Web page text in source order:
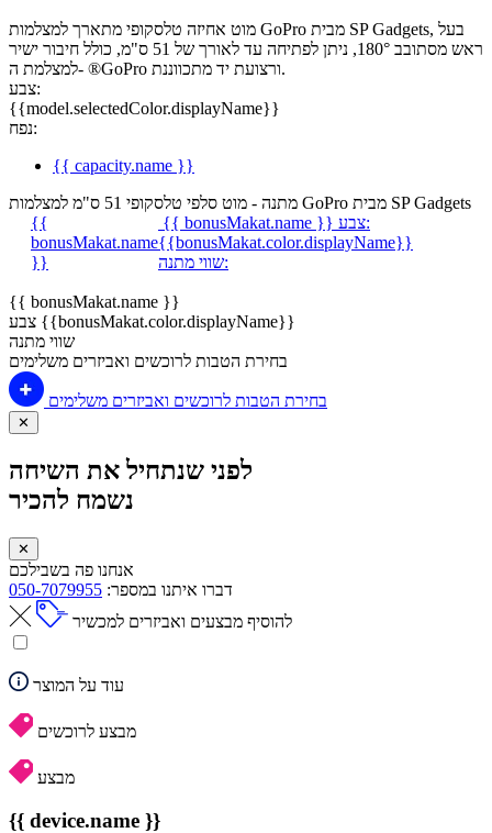
מוט אחיזה טלסקופי מתארך למצלמות GoPro מבית SP Gadgets, בעל
ראש מסתובב 180°, ניתן לפתיחה עד לאורך של 51 ס"מ, כולל חיבור ישיר
למצלמת ה- ®GoPro ורצועת יד מתכווננת.
צבע:
{{model.selectedColor.displayName}}
נפח:
{{ capacity.name }}
מתנה - מוט סלפי טלסקופי 51 ס"מ למצלמות GoPro מבית SP Gadgets
{{
bonusMakat.name
}}
{{ bonusMakat.name }}
צבע:
{{bonusMakat.color.displayName}}
שווי מתנה:
{{ bonusMakat.name }}
צבע {{bonusMakat.color.displayName}}
שווי מתנה
בחירת הטבות לרוכשים ואביזרים משלימים
בחירת הטבות לרוכשים ואביזרים משלימים
✕
לפני שנתחיל את השיחה
נשמח להכיר
✕
אנחנו פה בשבילכם
דברו איתנו במספר: 050-7079955
להוסיף מבצעים ואביזרים למכשיר
עוד על המוצר
מבצע לרוכשים
מבצע
{{ device.name }}